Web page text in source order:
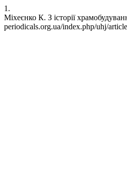
1.
Міхеєнко К. З історії
periodicals.org.ua/index.php/uhj/